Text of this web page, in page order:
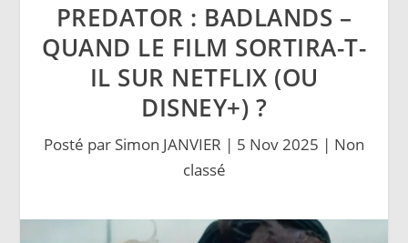
PREDATOR : BADLANDS –
QUAND LE FILM SORTIRA-T-
IL SUR NETFLIX (OU
DISNEY+) ?
Posté par Simon JANVIER | 5 Nov 2025 | Non
classé